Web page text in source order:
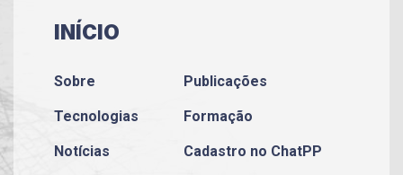
INÍCIO
Sobre
Tecnologias
Notícias
Publicações
Formação
Cadastro no ChatPP